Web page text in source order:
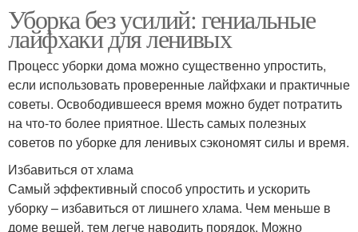
Уборка без усилий: гениальные
лайфхаки для ленивых
Процесс уборки дома можно существенно упростить,
если использовать проверенные лайфхаки и практичные
советы. Освободившееся время можно будет потратить
на что-то более приятное. Шесть самых полезных
советов по уборке для ленивых сэкономят силы и время.
Избавиться от хлама
Самый эффективный способ упростить и ускорить
уборку – избавиться от лишнего хлама. Чем меньше в
доме вещей, тем легче наводить порядок. Можно